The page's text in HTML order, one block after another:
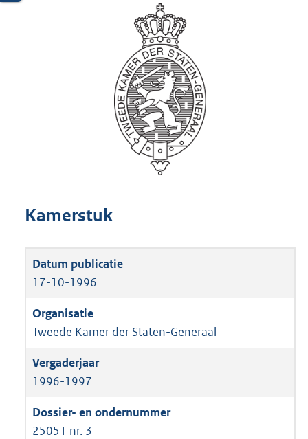
Kamerstuk
17-10-1996
Tweede Kamer der Staten-Generaal
1996-1997
25051 nr. 3